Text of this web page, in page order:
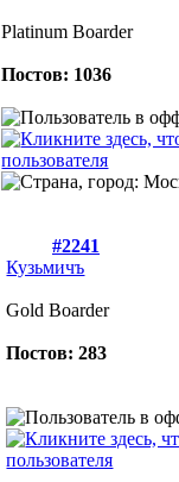
Platinum Boarder
Постов: 1036
#2241
Кузьмичъ
Gold Boarder
Постов: 283